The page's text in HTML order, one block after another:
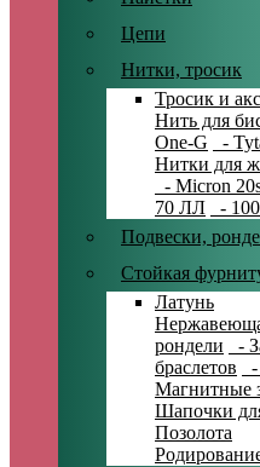
Цепи
Нитки, тросик
Тросик и
Нить для
One-G
-
Нитки для
- Micron
70 ЛЛ
-
Подвески,
Стойкая
Латунь
рондели
-
браслетов
Магнитные
Шапочки
Позолота